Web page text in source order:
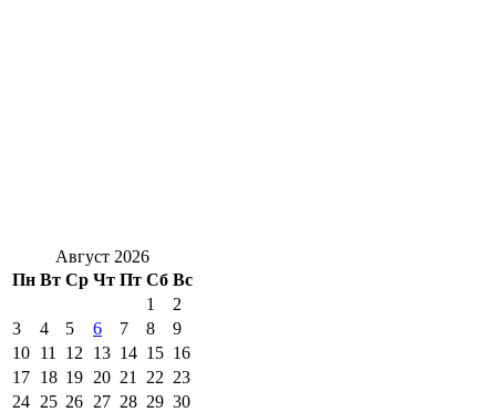
Август 2026
Пн Вт Ср Чт Пт Сб Вс
1
2
3
4 5 6 7 8
9
10 11 12 13 14 15 16
17 18 19 20 21 22 23
24 25 26 27 28 29 30